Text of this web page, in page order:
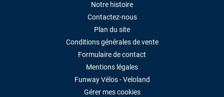
Notre histoire
Contactez-nous
Plan du site
Conditions générales de vente
Formulaire de contact
Mentions légales
Funway Vélos - Veloland
Gérer mes cookies